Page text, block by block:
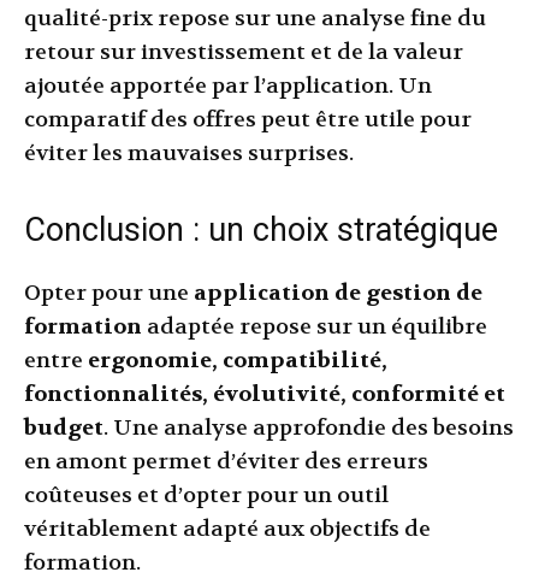
qualité-prix repose sur une analyse fine du
retour sur investissement et de la valeur
ajoutée apportée par l’application. Un
comparatif des offres peut être utile pour
éviter les mauvaises surprises.
Conclusion : un choix stratégique
Opter pour une application de gestion de
formation adaptée repose sur un équilibre
entre ergonomie, compatibilité,
fonctionnalités, évolutivité, conformité et
budget. Une analyse approfondie des besoins
en amont permet d’éviter des erreurs
coûteuses et d’opter pour un outil
véritablement adapté aux objectifs de
formation.